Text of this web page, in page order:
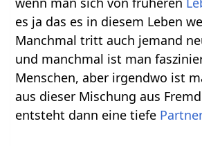
es ja das es in diesem Leben
Manchmal tritt auch jemand
und manchmal ist man
Menschen, aber irgendwo ist
aus dieser Mischung aus
entsteht dann eine tiefe